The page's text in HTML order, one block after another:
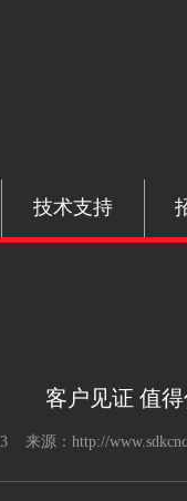
技术支持
客户见证 值
来源：http://